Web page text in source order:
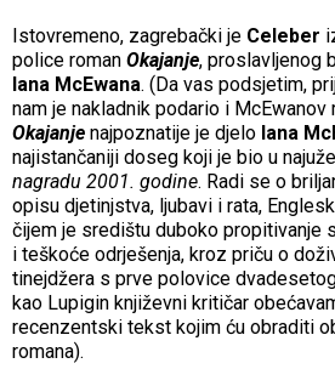
Istovremeno, zagrebački je Celeber
police roman Okajanje, proslavljenog
Iana McEwana. (Da vas podsjetim,
nam je nakladnik podario i McEwanov
Okajanje najpoznatije je djelo Iana
najistančaniji doseg koji je bio u
nagradu 2001. godine. Radi se o
opisu djetinjstva, ljubavi i rata,
čijem je središtu duboko propitivanje
i teškoće odrješenja, kroz priču o
tinejdžera s prve polovice
kao Lupigin književni kritičar
recenzentski tekst kojim ću obraditi
romana).